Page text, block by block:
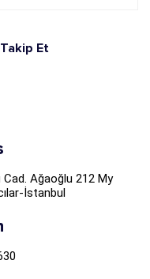
Et
Ağaoğlu 212 My
İstanbul